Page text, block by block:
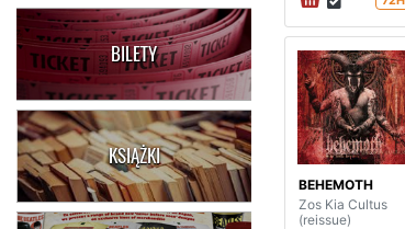
BILETY
KSIĄŻKI
BEHEMOTH
Zos Kia Cultus
(reissue)